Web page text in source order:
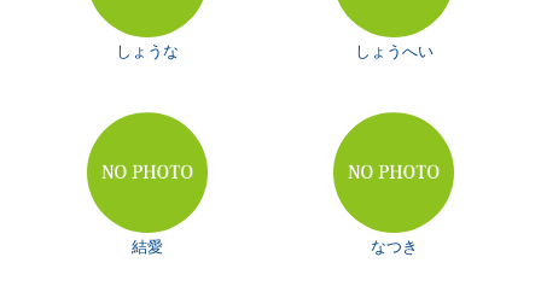
しょうな しょうへい
結愛 なつき